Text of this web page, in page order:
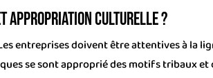
appropriation culturelle ?
entreprises doivent être attentives à la
se sont approprié des motifs tribaux